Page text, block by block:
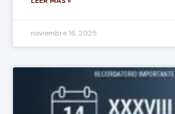
noviembre 16, 2025